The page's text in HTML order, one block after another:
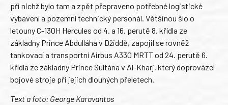
při nichž bylo tam a zpět přepraveno potřebné logistické
vybavení a pozemní technický personál. Většinou šlo o
letouny C-130H Hercules od 4. a 16. perutě 8. křídla ze
základny Prince Abdulláha v Džiddě, zapojil se rovněž
tankovací a transportní Airbus A330 MRTT od 24. perutě 6.
křídla ze základny Prince Sultána v Al-Kharj, který doprovázel
bojové stroje při jejich dlouhých přeletech.
Text a foto: George Karavantos